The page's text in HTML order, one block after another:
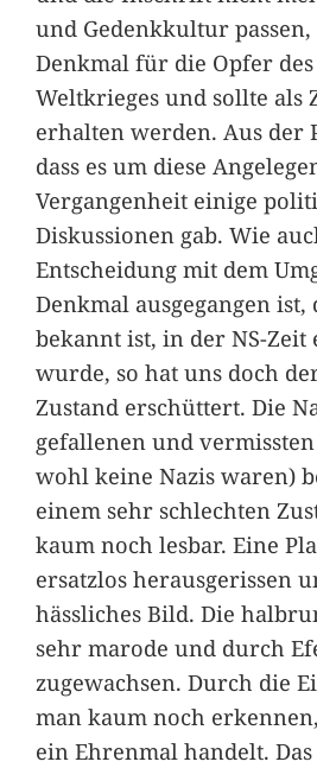
und Gedenkkultur passen,
Denkmal für die Opfer des
Weltkrieges und sollte als
erhalten werden. Aus der
dass es um diese
Vergangenheit einige
Diskussionen gab. Wie
Entscheidung mit dem
Denkmal ausgegangen
bekannt ist, in der NS-Zeit
wurde, so hat uns doch
Zustand erschüttert. Die
gefallenen und
wohl keine Nazis waren)
einem sehr schlechten
kaum noch lesbar. Eine
ersatzlos herausgerissen
hässliches Bild. Die
sehr marode und durch
zugewachsen. Durch die
man kaum noch
ein Ehrenmal handelt.